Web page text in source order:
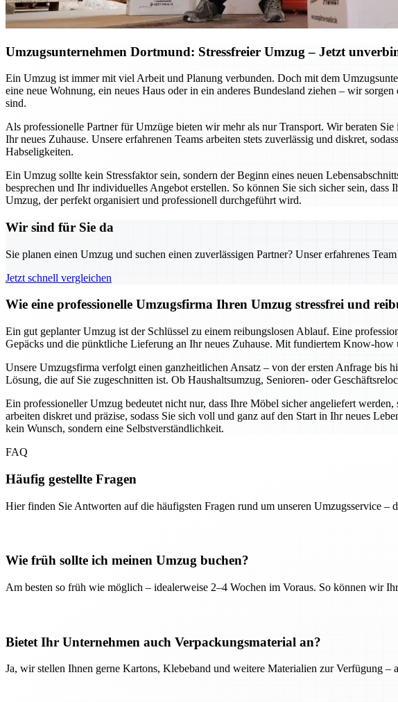
Umzugsunternehmen Dortmund: Stressfreier Umzug – Jetzt
Ein Umzug ist immer mit viel Arbeit und Planung verbunden. Doch mit dem
eine neue Wohnung, ein neues Haus oder in ein anderes Bundesland ziehen – wir
sind.
Als professionelle Partner für Umzüge bieten wir mehr als nur Transport. Wir beraten
Ihr neues Zuhause. Unsere erfahrenen Teams arbeiten stets zuverlässig und diskret,
Habseligkeiten.
Ein Umzug sollte kein Stressfaktor sein, sondern der Beginn eines neuen
besprechen und Ihr individuelles Angebot erstellen. So können Sie sich sicher sein,
Umzug, der perfekt organisiert und professionell durchgeführt wird.
Wir sind für Sie da
Sie planen einen Umzug und suchen einen zuverlässigen Partner? Unser erfahrenes
Jetzt schnell vergleichen
Wie eine professionelle Umzugsfirma Ihren Umzug stressfrei und
Ein gut geplanter Umzug ist der Schlüssel zu einem reibungslosen Ablauf. Eine
Gepäcks und die pünktliche Lieferung an Ihr neues Zuhause. Mit fundiertem Know-
Unsere Umzugsfirma verfolgt einen ganzheitlichen Ansatz – von der ersten Anfrage bis
Lösung, die auf Sie zugeschnitten ist. Ob Haushaltsumzug, Senioren- oder
Ein professioneller Umzug bedeutet nicht nur, dass Ihre Möbel sicher angeliefert
arbeiten diskret und präzise, sodass Sie sich voll und ganz auf den Start in Ihr neues
kein Wunsch, sondern eine Selbstverständlichkeit.
FAQ
Häufig gestellte Fragen
Hier finden Sie Antworten auf die häufigsten Fragen rund um unseren Umzugsservice –
Wie früh sollte ich meinen Umzug buchen?
Am besten so früh wie möglich – idealerweise 2–4 Wochen im Voraus. So können wir
Bietet Ihr Unternehmen auch Verpackungsmaterial an?
Ja, wir stellen Ihnen gerne Kartons, Klebeband und weitere Materialien zur Verfügung –